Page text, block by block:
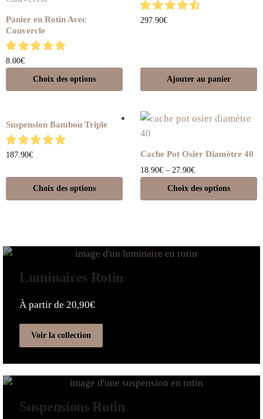
Panier en Rotin Avec
Couvercle
8.00€
Choix des options
297.90€
Ajouter au panier
Suspension Bambou Triple
187.90€
Choix des options
Cache Pot Osier Diamètre 40
18.90€ – 27.90€
Choix des options
Luminaires Rotin
À partir de 20,90€
Voir la collection
Suspensions Rotin